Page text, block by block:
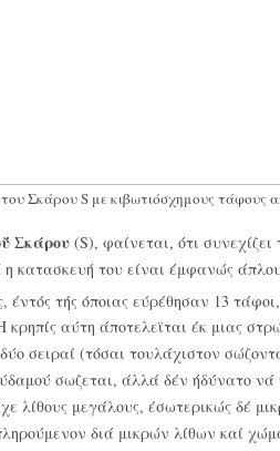
Σκάρου S με κιβωτιόσχημους τάφους
Σκάρου (S), φαίνεται, ότι
κατασκευή του είναι έμφανώς
έντός τής όποιας εύρέθησαν 13
αύτη άποτελεϊται έκ μιας
δύο σειραί (τόσαι τουλάχιστον
σωζεται, άλλά δέν ήδύνατο νά
λίθους μεγάλους, έσωτερικώς δέ
διά μικρών λίθων καί